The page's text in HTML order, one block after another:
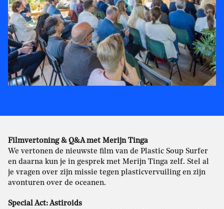
Filmvertoning & Q&A met Merijn Tinga
We vertonen de nieuwste film van de Plastic Soup Surfer
en daarna kun je in gesprek met Merijn Tinga zelf. Stel al
je vragen over zijn missie tegen plasticvervuiling en zijn
avonturen over de oceanen.
Special Act: Astiroids